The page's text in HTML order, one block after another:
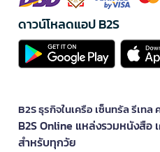
ดาวน์โหลดแอป B2S
B2S ธุรกิจในเครือ เซ็นทรัล รีเท
B2S Online แหล่งรวมหนังสือ
สำหรับทุกวัย